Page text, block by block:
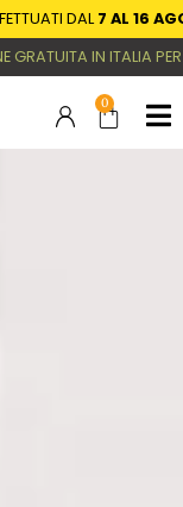
DAL 7 AL 16
IN ITALIA PER
0